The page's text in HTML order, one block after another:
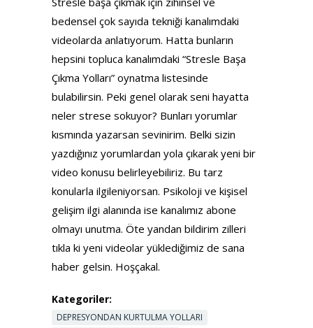
bedensel çok sayıda tekniği kanalımdaki
videolarda anlatıyorum. Hatta bunların
hepsini topluca kanalımdaki “Stresle Başa
Çıkma Yolları” oynatma listesinde
bulabilirsin. Peki genel olarak seni hayatta
neler strese sokuyor? Bunları yorumlar
kısmında yazarsan sevinirim. Belki sizin
yazdığınız yorumlardan yola çıkarak yeni bir
video konusu belirleyebiliriz. Bu tarz
konularla ilgileniyorsan. Psikoloji ve kişisel
gelişim ilgi alanında ise kanalımız abone
olmayı unutma. Öte yandan bildirim zilleri
tıkla ki yeni videolar yüklediğimiz de sana
haber gelsin. Hoşçakal.
Kategoriler:
DEPRESYONDAN KURTULMA YOLLARI